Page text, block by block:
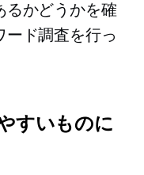
るかどうかを確
ド調査を行っ
すいものに